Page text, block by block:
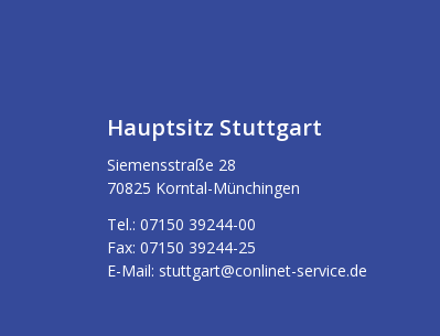
Hauptsitz Stuttgart
Siemensstraße 28
70825 Korntal-Münchingen
Tel.: 07150 39244-00
Fax: 07150 39244-25
E-Mail: stuttgart@conlinet-service.de